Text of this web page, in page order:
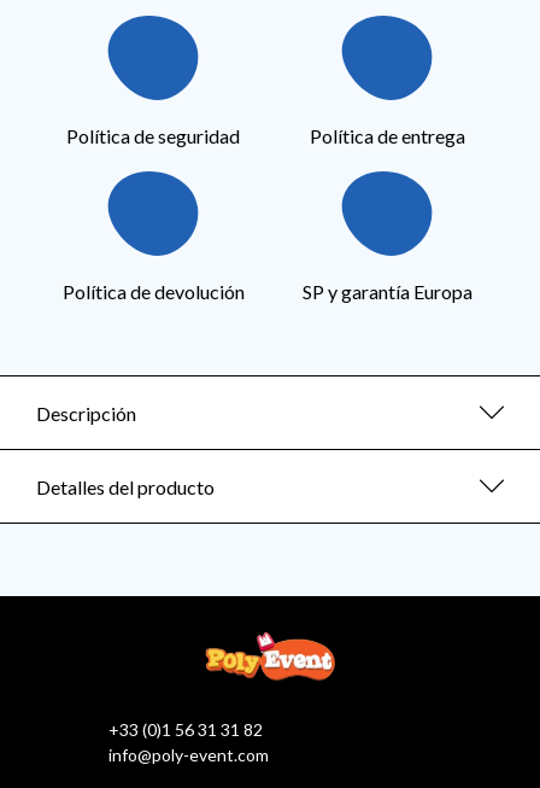
Política de seguridad Política de entrega
Política de devolución SP y garantía Europa
Descripción
Detalles del producto
+33 (0)1 56 31 31 82
info@poly-event.com